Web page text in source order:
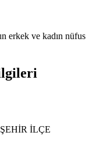
erkek ve kadın nüfus
İLÇE